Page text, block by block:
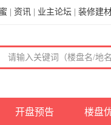
资讯 业主论坛 装修建
开盘预告 楼盘